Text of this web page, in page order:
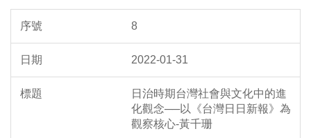
8
2022-01-31
日治時期台灣社會與文化中的進
化觀念──以《台灣日日新報》為
觀察核心-黃千珊